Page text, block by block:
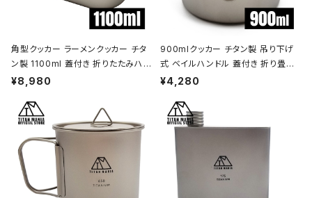
角型クッカー ラーメンクッカー チタ
ン製 1100ml 蓋付き 折りたたみハン
ドル付 超軽量 頑丈 直火OK 鍋 フラ
ンプ アウトドア キャンプ用品 収納袋
付き
¥8,980
900mlクッカー チタン製 吊り下げ
式 ベイルハンドル 蓋付き 折り畳み
ハンドル付き 超軽量 頑丈 直火OK
プ BBQ バーベキュー アウトドア キ
ャンプ用品 収納袋付き
¥4,280